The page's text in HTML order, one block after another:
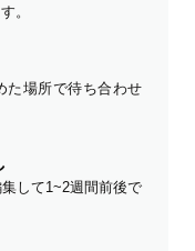
。
た場所で待ち合わせ
して1~2週間前後で